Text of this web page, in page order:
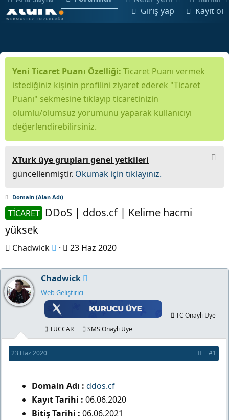
Giriş yap Kayıt ol
Yeni Ticaret Puanı Özelliği: Ticaret Puanı vermek
istediğiniz kişinin profilini ziyaret ederek "Ticaret
Puanı" sekmesine tıklayıp ticaretinizin
olumlu/olumsuz yorumunu yaparak kullanıcıyı
değerlendirebilirsiniz.
XTurk üye grupları genel yetkileri
güncellenmiştir. Okumak için tıklayınız.
Domain (Alan Adı)
TİCARET DDoS | ddos.cf | Kelime hacmi
yüksek
K
n
b
u
b
a
Chadwick
B
ş
l
a
n
g
ı
a
r
i
23 Haz 2020
Chadwick
Web Geliştirici
TC Onaylı Üye
TÜCCAR
SMS Onaylı Üye
23 Haz 2020 #1
Domain Adı : ddos.cf
Kayıt Tarihi : 06.06.2020
Bitiş Tarihi : 06.06.2021